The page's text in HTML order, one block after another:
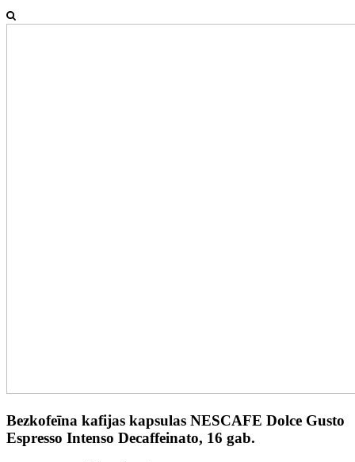
Bezkofeīna kafijas kapsulas NESCAFE Dolce Gusto
Espresso Intenso Decaffeinato, 16 gab.